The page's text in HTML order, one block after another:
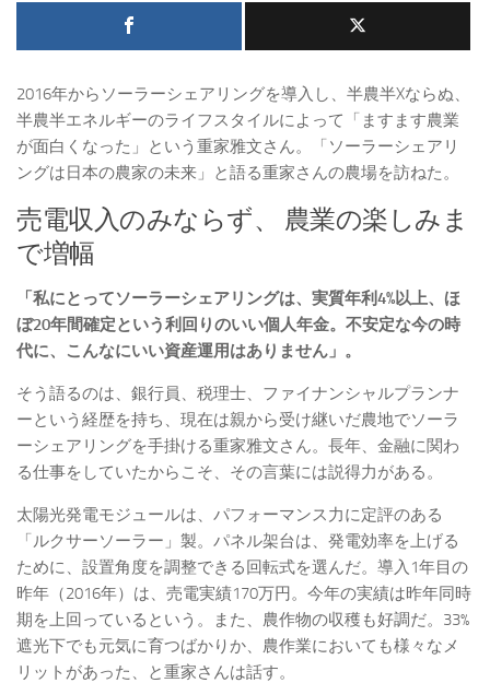
2016年からソーラーシェアリングを導入し、半農半Xならぬ、
半農半エネルギーのライフスタイルによって「ますます農業
が面白くなった」という重家雅文さん。「ソーラーシェアリ
ングは日本の農家の未来」と語る重家さんの農場を訪ねた。
売電収入のみならず、 農業の楽しみま
で増幅
「私にとってソーラーシェアリングは、実質年利4%以上、ほ
ぼ20年間確定という利回りのいい個人年金。不安定な今の時
代に、こんなにいい資産運用はありません」。
そう語るのは、銀行員、税理士、ファイナンシャルプランナ
ーという経歴を持ち、現在は親から受け継いだ農地でソーラ
ーシェアリングを手掛ける重家雅文さん。長年、金融に関わ
る仕事をしていたからこそ、その言葉には説得力がある。
太陽光発電モジュールは、パフォーマンス力に定評のある
「ルクサーソーラー」製。パネル架台は、発電効率を上げる
ために、設置角度を調整できる回転式を選んだ。導入1年目の
昨年（2016年）は、売電実績170万円。今年の実績は昨年同時
期を上回っているという。また、農作物の収穫も好調だ。33%
遮光下でも元気に育つばかりか、農作業においても様々なメ
リットがあった、と重家さんは話す。